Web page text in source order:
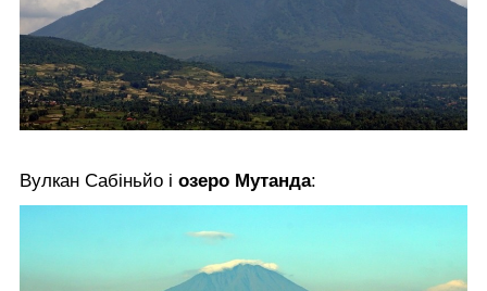
Вулкан Сабіньйо і озеро Мутанда: